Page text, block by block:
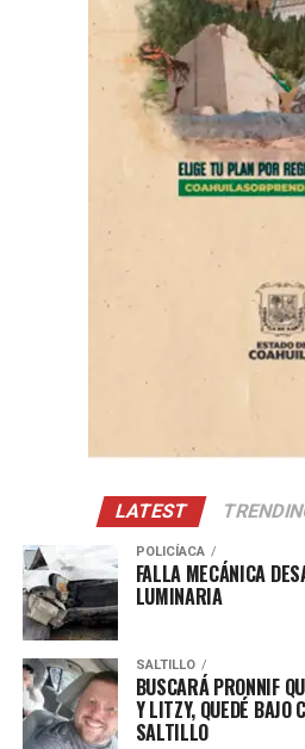
Con Información Tomada de EL
LATEST
POLICÍACA
FALLA MECÁNICA
LUMINARIA
SALTILLO
BUSCARÁ PRONNIF
Y LITZY, QUEDÉ BAJO
SALTILLO